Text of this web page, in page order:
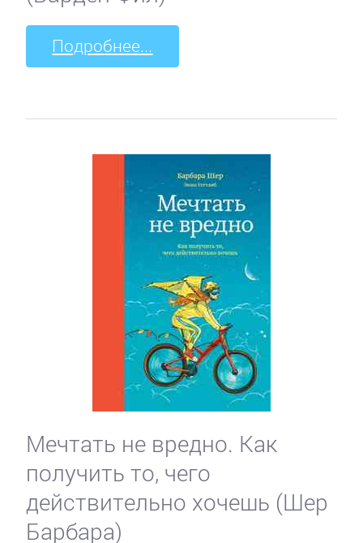
Подробнее...
Мечтать не вредно. Как
получить то, чего
действительно хочешь (Шер
Барбара)